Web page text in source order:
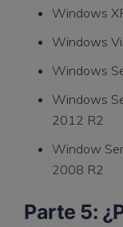
Windows
Windows
Windows
Windows
2012 R2
Window
2008 R2
Parte 5: